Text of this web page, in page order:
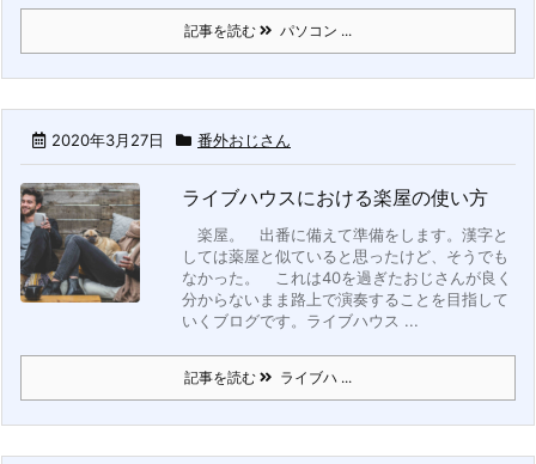
記事を読む パソコン ...
2020年3月27日 番外おじさん
ライブハウスにおける楽屋の使い方
楽屋。
出番に備えて準備をします。漢字と
しては薬屋と似ていると思ったけど、そうでも
なかった。
これは40を過ぎたおじさんが良く
分からないまま路上で演奏することを目指して
いくブログです。 ライブハウス ...
記事を読む ライブハ ...